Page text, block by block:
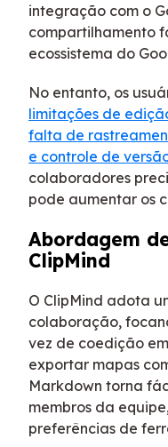
integração com o
compartilhamento
ecossistema do
No entanto, os
limitações de
falta de
e controle de
colaboradores
pode aumentar os
Abordagem
ClipMind
O ClipMind adota
colaboração,
vez de coedição
exportar mapas
Markdown torna
membros da
preferências de